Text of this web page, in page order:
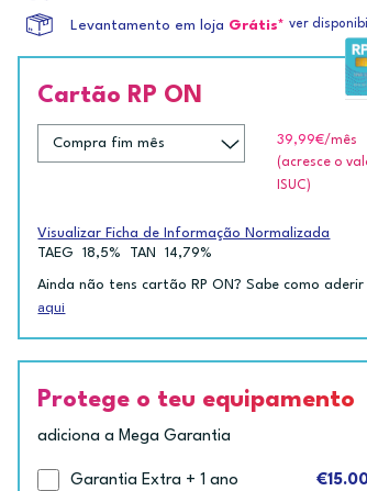
Levantamento em loja Grátis* ver
Cartão RP ON
39,99€/mês
(acresce o
ISUC)
Visualizar Ficha de Informação Normalizada
TAEG
18,5% TAN 14,79%
Ainda não tens cartão RP ON? Sabe como aderir
aqui
Protege o teu equipamento
adiciona a Mega Garantia
Garantia Extra + 1 ano